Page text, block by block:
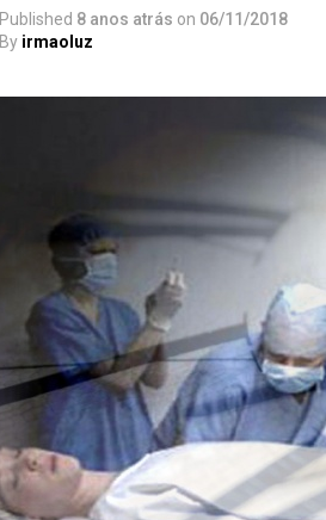
Published 8 anos atrás on 06/11/2018
By irmaoluz